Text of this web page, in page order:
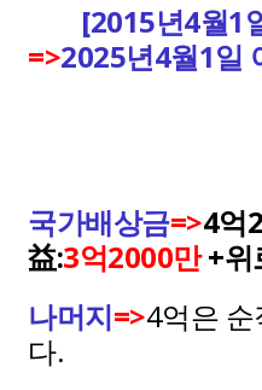
[2015년4월1
=>2025년4월1일
국가배상금=>4억
益:3억2000만+위
나머지=>4억은
다.